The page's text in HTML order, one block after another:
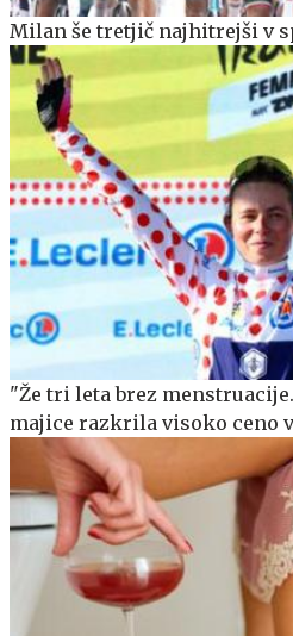
Milan še tretjič najhitrejši v
"Že tri leta brez
majice razkrila visoko ceno